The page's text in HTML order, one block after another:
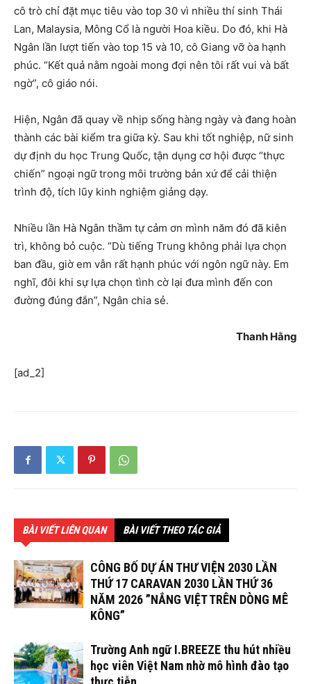
cô trò chỉ đặt mục tiêu vào top 30 vì nhiều thí sinh Thái
Lan, Malaysia, Mông Cổ là người Hoa kiều. Do đó, khi Hà
Ngân lần lượt tiến vào top 15 và 10, cô Giang vỡ òa hạnh
phúc. “Kết quả nằm ngoài mong đợi nên tôi rất vui và bất
ngờ”, cô giáo nói.
Hiện, Ngân đã quay về nhịp sống hàng ngày và đang hoàn
thành các bài kiểm tra giữa kỳ. Sau khi tốt nghiệp, nữ sinh
dự định du học Trung Quốc, tận dụng cơ hội được “thực
chiến” ngoại ngữ trong môi trường bản xứ để cải thiện
trình độ, tích lũy kinh nghiệm giảng dạy.
Nhiều lần Hà Ngân thầm tự cảm ơn mình năm đó đã kiên
trì, không bỏ cuộc. “Dù tiếng Trung không phải lựa chọn
ban đầu, giờ em vẫn rất hạnh phúc với ngôn ngữ này. Em
nghĩ, đôi khi sự lựa chọn tình cờ lại đưa mình đến con
đường đúng đắn”, Ngân chia sẻ.
Thanh Hằng
[ad_2]
BÀI VIẾT LIÊN QUAN BÀI VIẾT THEO TÁC GIẢ
CÔNG BỐ DỰ ÁN THƯ VIỆN 2030 LẦN
THỨ 17 CARAVAN 2030 LẦN THỨ 36
NĂM 2026 ”NẮNG VIỆT TRÊN DÒNG MÊ
KÔNG”
Trường Anh ngữ I.BREEZE thu hút nhiều
học viên Việt Nam nhờ mô hình đào tạo